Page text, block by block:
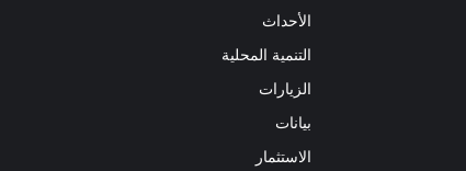
الأحداث
التنمية المحلية
الزيارات
بيانات
الاستثمار